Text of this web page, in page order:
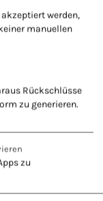
werden,
manuellen
Rückschlüsse
zu generieren.
zu